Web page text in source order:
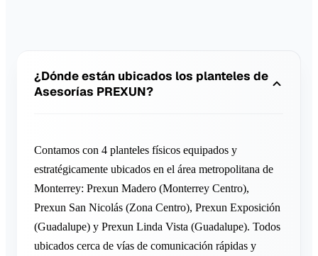
¿Dónde están ubicados los planteles de
Asesorías PREXUN?
Contamos con 4 planteles físicos equipados y
estratégicamente ubicados en el área metropolitana de
Monterrey: Prexun Madero (Monterrey Centro),
Prexun San Nicolás (Zona Centro), Prexun Exposición
(Guadalupe) y Prexun Linda Vista (Guadalupe). Todos
ubicados cerca de vías de comunicación rápidas y